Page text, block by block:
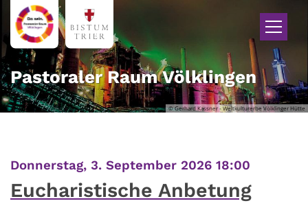
Zum Inhalt springen
© Gerhard Kassner - Weltkulturerbe Völklinger Hütte
Pastoraler Raum Völklingen
Donnerstag, 3. September 2026 18:00
Eucharistische Anbetung